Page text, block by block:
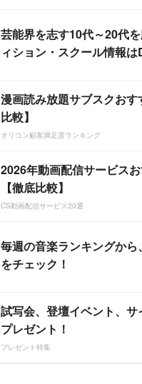
芸能界を志す10代～20代
ィション・スクール情報
漫画読み放題サブスクお
比較】
オリコン顧客満足度ランキング
2026年動画配信サービス
【徹底比較】
CS動画配信サービス20選
毎週の音楽ランキングか
をチェック！
試写会、登壇イベント、
プレゼント！
プレゼント特集